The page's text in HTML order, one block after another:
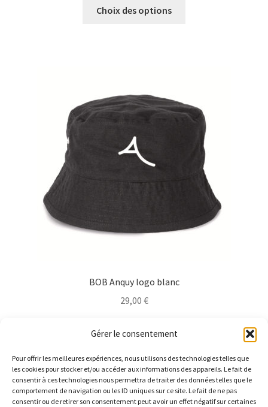
Gérer le consentement
Pour offrir les meilleures expériences, nous utilisons des technologies telles que
les cookies pour stocker et/ou accéder aux informations des appareils. Le fait de
consentir à ces technologies nous permettra de traiter des données telles que le
comportement de navigation ou les ID uniques sur ce site. Le fait de ne pas
consentir ou de retirer son consentement peut avoir un effet négatif sur certaines
Choix des options
peuvent
être
choisies
produit
BOB Anquy logo blanc
29,00 €
Choix des options
plusieurs
variations.
Les